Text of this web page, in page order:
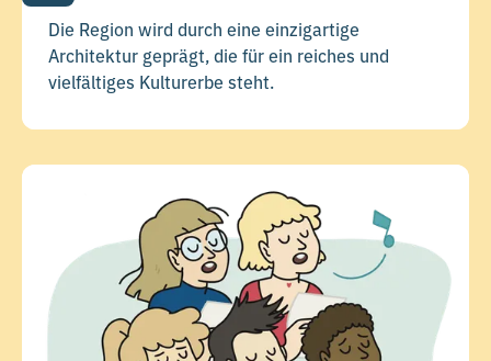
Die Region wird durch eine einzigartige
Architektur geprägt, die für ein reiches und
vielfältiges Kulturerbe steht.